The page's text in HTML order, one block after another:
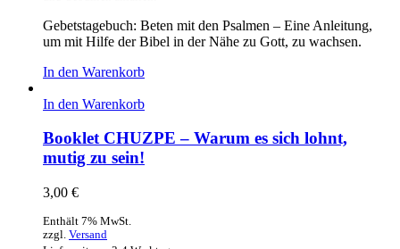
Gebetstagebuch: Beten mit den Psalmen – Eine Anleitung,
um mit Hilfe der Bibel in der Nähe zu Gott, zu wachsen.
In den Warenkorb
In den Warenkorb
Booklet CHUZPE – Warum es sich lohnt,
mutig zu sein!
3,00 €
Enthält 7% MwSt.
zzgl. Versand